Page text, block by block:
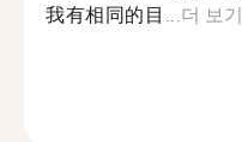
我有相同的目... 더 보기